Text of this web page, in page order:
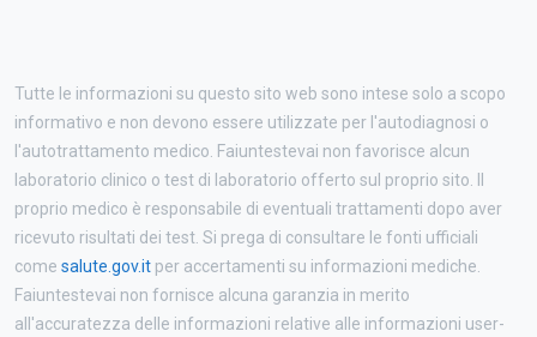
Tutte le informazioni su questo sito web sono intese solo a scopo
informativo e non devono essere utilizzate per l'autodiagnosi o
l'autotrattamento medico. Faiuntestevai non favorisce alcun
laboratorio clinico o test di laboratorio offerto sul proprio sito. Il
proprio medico è responsabile di eventuali trattamenti dopo aver
ricevuto risultati dei test. Si prega di consultare le fonti ufficiali
come salute.gov.it per accertamenti su informazioni mediche.
Faiuntestevai non fornisce alcuna garanzia in merito
all'accuratezza delle informazioni relative alle informazioni user-